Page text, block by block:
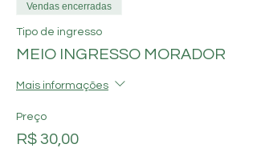
Vendas encerradas
Tipo de ingresso
MEIO INGRESSO MORADOR
Mais informações
Preço
R$ 30,00